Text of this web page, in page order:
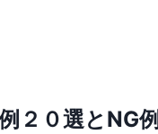
２０選とNG例